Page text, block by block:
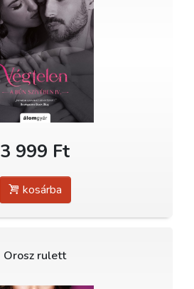
3 999 Ft
kosárba
Orosz rulett